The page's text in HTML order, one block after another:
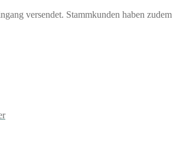
versendet. Stammkunden haben